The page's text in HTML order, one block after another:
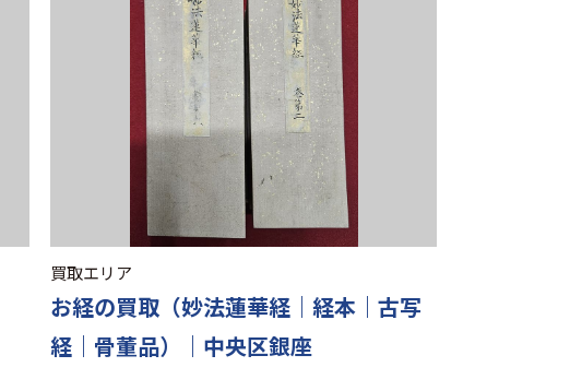
買取エリア
お経の買取（妙法蓮華経｜経本｜古写
経｜骨董品）｜中央区銀座